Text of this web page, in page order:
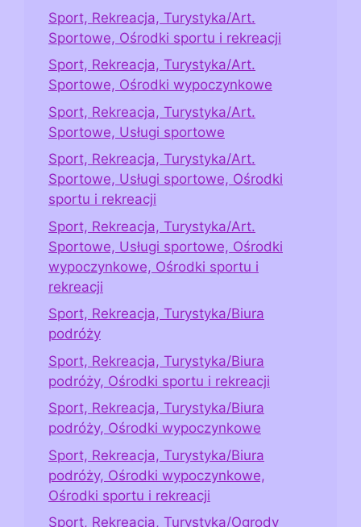
Sport, Rekreacja, Turystyka/Art.
Sportowe, Ośrodki sportu i rekreacji
Sport, Rekreacja, Turystyka/Art.
Sportowe, Ośrodki wypoczynkowe
Sport, Rekreacja, Turystyka/Art.
Sportowe, Usługi sportowe
Sport, Rekreacja, Turystyka/Art.
Sportowe, Usługi sportowe, Ośrodki
sportu i rekreacji
Sport, Rekreacja, Turystyka/Art.
Sportowe, Usługi sportowe, Ośrodki
wypoczynkowe, Ośrodki sportu i
rekreacji
Sport, Rekreacja, Turystyka/Biura
podróży
Sport, Rekreacja, Turystyka/Biura
podróży, Ośrodki sportu i rekreacji
Sport, Rekreacja, Turystyka/Biura
podróży, Ośrodki wypoczynkowe
Sport, Rekreacja, Turystyka/Biura
podróży, Ośrodki wypoczynkowe,
Ośrodki sportu i rekreacji
Sport, Rekreacja, Turystyka/Ogrody